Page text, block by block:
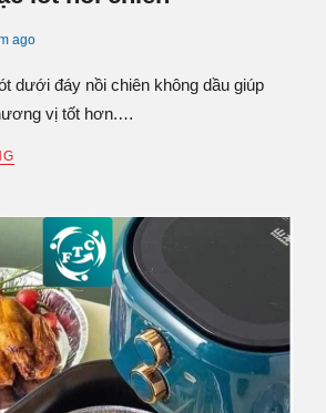
ago
dưới đáy nồi chiên không dầu giúp
vị tốt hơn.…